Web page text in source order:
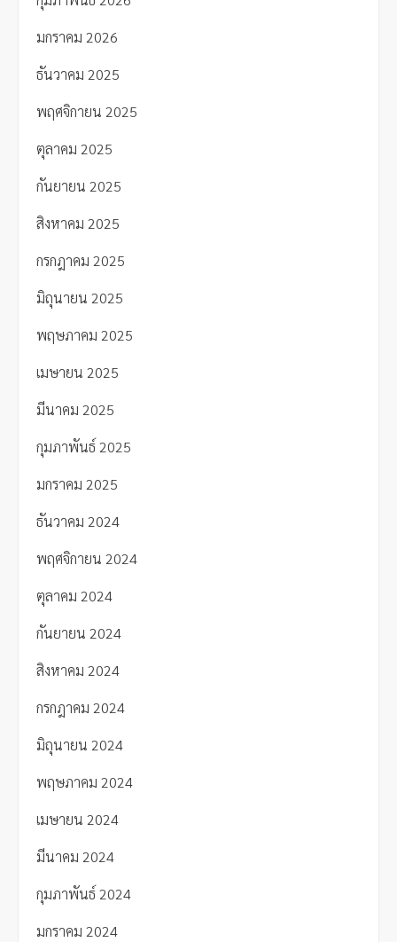
มกราคม 2026
ธันวาคม 2025
พฤศจิกายน 2025
ตุลาคม 2025
กันยายน 2025
สิงหาคม 2025
กรกฎาคม 2025
มิถุนายน 2025
พฤษภาคม 2025
เมษายน 2025
มีนาคม 2025
กุมภาพันธ์ 2025
มกราคม 2025
ธันวาคม 2024
พฤศจิกายน 2024
ตุลาคม 2024
กันยายน 2024
สิงหาคม 2024
กรกฎาคม 2024
มิถุนายน 2024
พฤษภาคม 2024
เมษายน 2024
มีนาคม 2024
กุมภาพันธ์ 2024
มกราคม 2024